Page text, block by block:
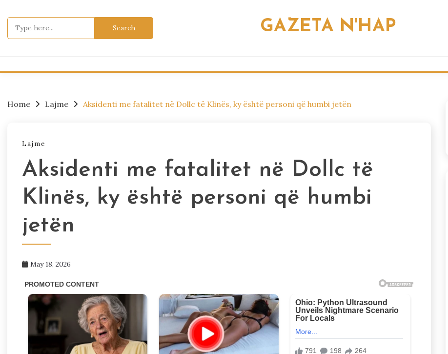
to
content
GAZETA N'HAP
Home Lajme Aksidenti me fatalitet në Dollc të Klinës, ky është personi që humbi jetën
Lajme
Aksidenti me fatalitet në Dollc të
Klinës, ky është personi që humbi
jetën
May 18, 2026